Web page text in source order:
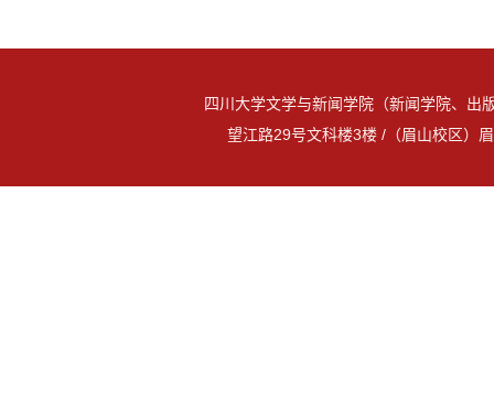
四川大学文学与新闻学院（新闻学院、
望江路29号文科楼3楼 /（眉山校区